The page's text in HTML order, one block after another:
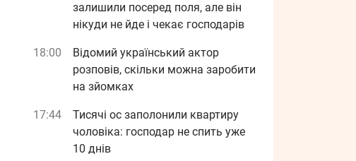
залишили посеред поля, але він
нікуди не йде і чекає господарів
18:00
Відомий український актор
розповів, скільки можна заробити
на зйомках
17:44
Тисячі ос заполонили квартиру
чоловіка: господар не спить уже
10 днів